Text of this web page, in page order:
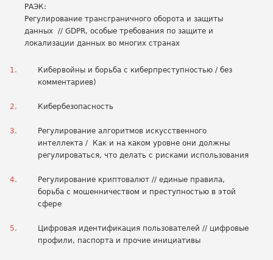
РАЭК:
Регулирование трансграничного оборота и защиты
данных // GDPR, особые требования по защите и
локализации данных во многих странах
Кибервойны и борьба с киберпреступностью / без
комментариев)
Кибербезопасность
Регулирование алгоритмов искусственного
интеллекта / Как и на каком уровне они должны
регулироваться, что делать с рисками использования
Регулирование криптовалют // единые правила,
борьба с мошенничеством и преступностью в этой
сфере
Цифровая идентификация пользователей // цифровые
профили, паспорта и прочие инициативы